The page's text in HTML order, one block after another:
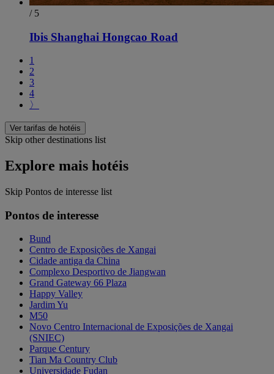
/ 5
Ibis Shanghai Hongcao Road
1
2
3
4
〉
Ver tarifas de hotéis
Skip other destinations list
Explore mais hotéis
Skip Pontos de interesse list
Pontos de interesse
Bund
Centro de Exposições de Xangai
Cidade antiga da China
Complexo Desportivo de Jiangwan
Grand Gateway 66 Plaza
Happy Valley
Jardim Yu
M50
Novo Centro Internacional de Exposições de Xangai
(SNIEC)
Parque Century
Tian Ma Country Club
Universidade Fudan